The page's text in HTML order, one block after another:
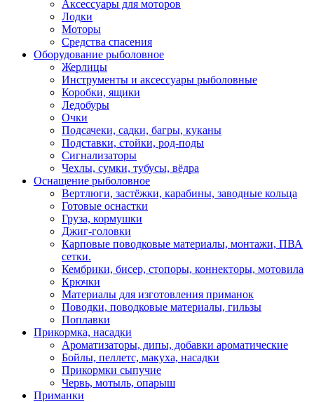
Аксессуары для моторов
Лодки
Моторы
Средства спасения
Оборудование рыболовное
Жерлицы
Инструменты и аксессуары рыболовные
Коробки, ящики
Ледобуры
Очки
Подсачеки, садки, багры, куканы
Подставки, стойки, род-поды
Сигнализаторы
Чехлы, сумки, тубусы, вёдра
Оснащение рыболовное
Вертлюги, застёжки, карабины, заводные кольца
Готовые оснастки
Груза, кормушки
Джиг-головки
Карповые поводковые материалы, монтажи, ПВА
сетки.
Кембрики, бисер, стопоры, коннекторы, мотовила
Крючки
Материалы для изготовления приманок
Поводки, поводковые материалы, гильзы
Поплавки
Прикормка, насадки
Ароматизаторы, дипы, добавки ароматические
Бойлы, пеллетс, макуха, насадки
Прикормки сыпучие
Червь, мотыль, опарыш
Приманки